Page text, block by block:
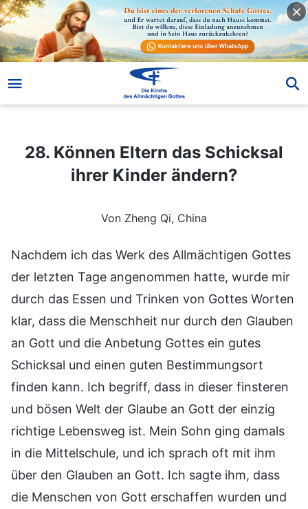
28. Können Eltern das Schicksal ihrer Kinder ändern?
28. Können Eltern das Schicksal
ihrer Kinder ändern?
Von Zheng Qi, China
Nachdem ich das Werk des Allmächtigen Gottes
der letzten Tage angenommen hatte, wurde mir
durch das Essen und Trinken von Gottes Worten
klar, dass die Menschheit nur durch den Glauben
an Gott und die Anbetung Gottes ein gutes
Schicksal und einen guten Bestimmungsort
finden kann. Ich begriff, dass in dieser finsteren
und bösen Welt der Glaube an Gott der einzig
richtige Lebensweg ist. Mein Sohn ging damals
in die Mittelschule, und ich sprach oft mit ihm
über den Glauben an Gott. Ich sagte ihm, dass
die Menschen von Gott erschaffen wurden und